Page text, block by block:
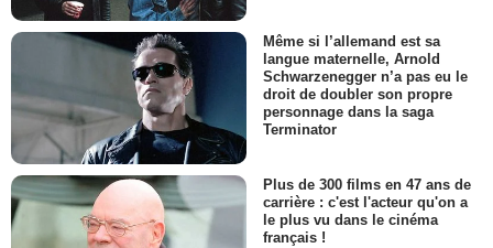
Même si l’allemand est sa
langue maternelle, Arnold
Schwarzenegger n’a pas eu le
droit de doubler son propre
personnage dans la saga
Terminator
Plus de 300 films en 47 ans de
carrière : c'est l'acteur qu'on a
le plus vu dans le cinéma
français !